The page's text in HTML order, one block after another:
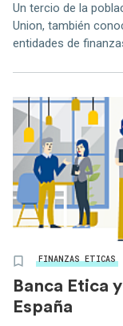
Un tercio de la
Union, también
entidades de
FINANZAS ETICAS
Banca Etica
España